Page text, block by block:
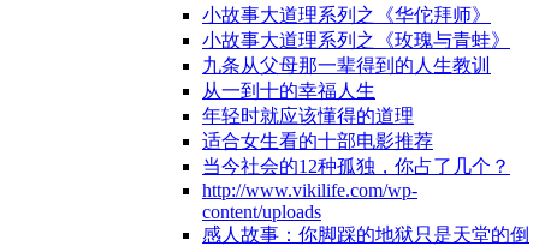
小故事大道理系列之《华佗拜师》
小故事大道理系列之《玫瑰与青蛙》
九条从父母那一辈得到的人生教训
从一到十的幸福人生
年轻时就应该懂得的道理
适合女生看的十部电影推荐
当今社会的12种孤独，你占了几个？
http://www.vikilife.com/wp-
content/uploads
感人故事：你脚踩的地狱只是天堂的倒